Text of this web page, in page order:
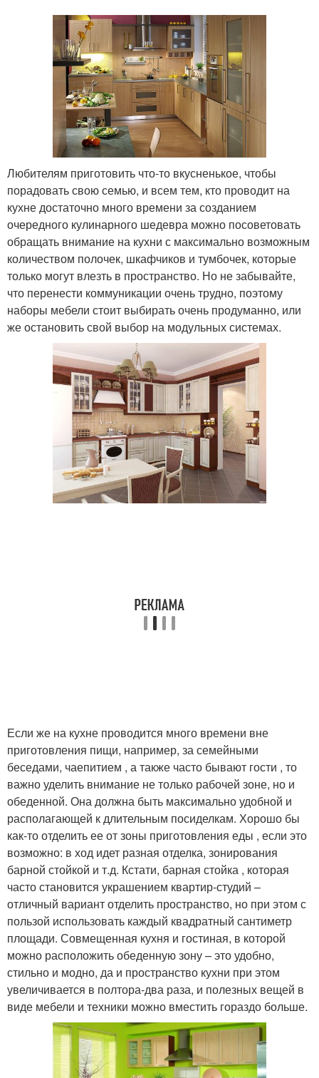
Любителям приготовить что-то вкусненькое, чтобы
порадовать свою семью, и всем тем, кто проводит на
кухне достаточно много времени за созданием
очередного кулинарного шедевра можно посоветовать
обращать внимание на кухни с максимально возможным
количеством полочек, шкафчиков и тумбочек, которые
только могут влезть в пространство. Но не забывайте,
что перенести коммуникации очень трудно, поэтому
наборы мебели стоит выбирать очень продуманно, или
же остановить свой выбор на модульных системах.
Если же на кухне проводится много времени вне
приготовления пищи, например, за семейными
беседами, чаепитием , а также часто бывают гости , то
важно уделить внимание не только рабочей зоне, но и
обеденной. Она должна быть максимально удобной и
располагающей к длительным посиделкам. Хорошо бы
как-то отделить ее от зоны приготовления еды , если это
возможно: в ход идет разная отделка, зонирования
барной стойкой и т.д. Кстати, барная стойка , которая
часто становится украшением квартир-студий –
отличный вариант отделить пространство, но при этом с
пользой использовать каждый квадратный сантиметр
площади. Совмещенная кухня и гостиная, в которой
можно расположить обеденную зону – это удобно,
стильно и модно, да и пространство кухни при этом
увеличивается в полтора-два раза, и полезных вещей в
виде мебели и техники можно вместить гораздо больше.